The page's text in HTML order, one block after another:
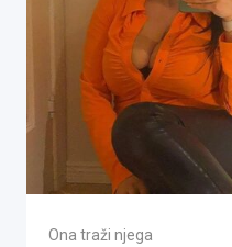
Ona traži njega